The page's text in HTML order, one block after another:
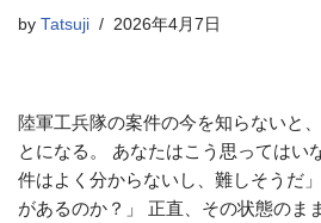
by Tatsuji 2026年4月7日
陸軍工兵隊の案件の今を知らないと
とになる。 あなたはこう思ってはい
件はよく分からないし、難しそうだ
があるのか？」 正直、その状態のま